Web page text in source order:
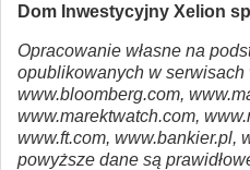
Dom Inwestycyjny Xelion
Opracowanie własne na
opublikowanych w serwisach
www.bloomberg.com,
www.marektwatch.com,
www.ft.com, www.bankier.pl,
powyższe dane są